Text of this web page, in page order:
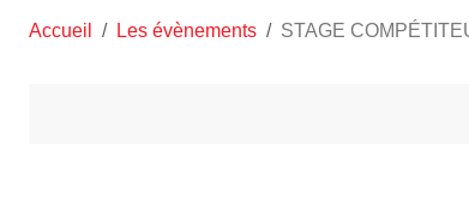
Accueil Les évènements STAGE